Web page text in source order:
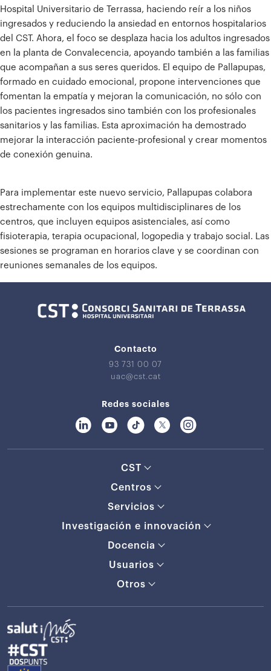
Hospital Universitario de Terrassa, haciendo reír a los niños
ingresados ​​y reduciendo la ansiedad en entornos hospitalarios
del CST. Ahora, el foco se desplaza hacia los adultos ingresados
​​en la planta de Convalecencia, apoyando también a las familias
que acompañan a sus seres queridos. El equipo de Pallapupas,
formado en cuidado emocional, propone intervenciones que
fomentan la empatía y mejoran la comunicación, no sólo con
los pacientes ingresados ​​sino también con los profesionales
sanitarios y las familias. Esta aproximación ha demostrado
mejorar la interacción paciente-profesional y crear momentos
de conexión genuina.
Para implementar este nuevo servicio, Pallapupas colabora
estrechamente con los equipos multidisciplinares de los
centros, que incluyen equipos asistenciales, así como
fisioterapia, terapia ocupacional, logopedia y trabajo social. Las
sesiones se programan en horarios clave y se coordinan con
reuniones semanales de los equipos.
Contacto
93 731 00 07
uac@cst.cat
Redes sociales
CST
Centros
Servicios
Investigación e innovación
Docencia
Usuarios
Otros